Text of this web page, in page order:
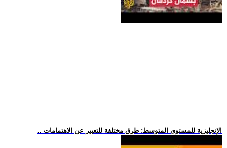
.. الإنجليزية للمستوى المتوسط: طرق مختلفة للتعبير عن الاهتمامات